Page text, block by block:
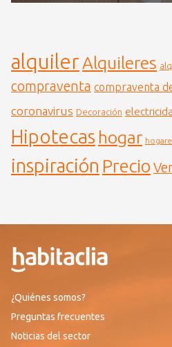
alquilerAlquileres
compraventa compraventa
coronavirus Decoración
Hipotecas hogar
inspiración Precio
¿Quiénes somos?
Preguntas frecuentes
Noticias del sector